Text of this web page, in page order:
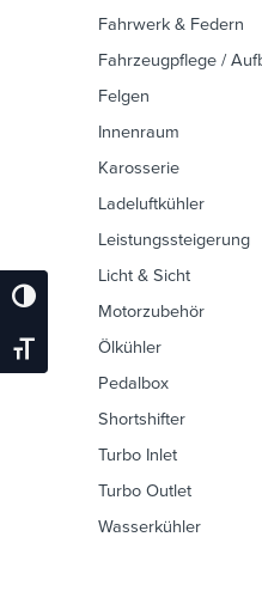
Umschalten Auf Hohe Kontraste
Schrift Vergrößern
Fahrwerk & Federn
Fahrzeugpflege /
Felgen
Innenraum
Karosserie
Ladeluftkühler
Leistungssteigerung
Licht & Sicht
Motorzubehör
Ölkühler
Pedalbox
Shortshifter
Turbo Inlet
Turbo Outlet
Wasserkühler